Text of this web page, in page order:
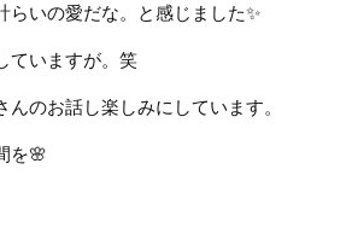
らいの愛だな。と感じました✨
ていますが。笑
んのお話し楽しみにしています。
を🌸